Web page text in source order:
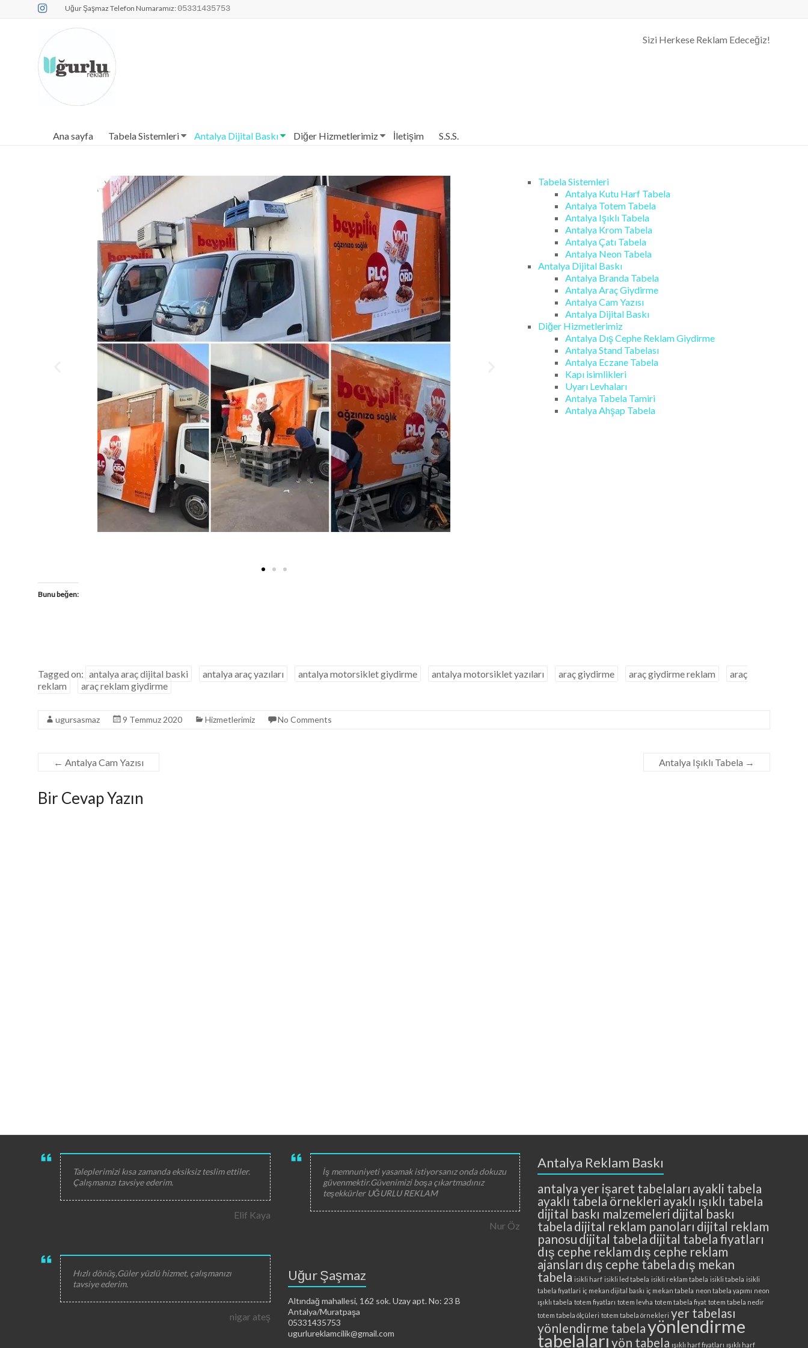
Uğur Şaşmaz Telefon Numaramız: 05331435753
Dijital Baskı Merkezi| Antalya Reklam Baskı| Antalya TabelaSizi Herkese Reklam Edeceğiz!
Ana sayfa Tabela Sistemleri Antalya Dijital Baskı Diğer Hizmetlerimiz İletişim S.S.S.
Tabela Sistemleri
Antalya Kutu Harf Tabela
Antalya Totem Tabela
Antalya Işıklı Tabela
Antalya Krom Tabela
Antalya Çatı Tabela
Antalya Neon Tabela
Antalya Dijital Baskı
Antalya Branda Tabela
Antalya Araç Giydirme
Antalya Cam Yazısı
Antalya Dijital Baskı
Diğer Hizmetlerimiz
Antalya Dış Cephe Reklam Giydirme
Antalya Stand Tabelası
Antalya Eczane Tabela
Kapı isimlikleri
Uyarı Levhaları
Antalya Tabela Tamiri
Antalya Ahşap Tabela
Bunu beğen:
Tagged on: antalya araç dijital baski antalya araç yazıları antalya motorsiklet giydirme antalya motorsiklet yazıları araç giydirme araç giydirme reklam
araç
reklam
araç reklam giydirme
ugursasmaz 9 Temmuz 2020 Hizmetlerimiz No Comments
← Antalya Cam Yazısı Antalya Işıklı Tabela →
Bir Cevap Yazın
Taleplerimizi kısa zamanda eksiksiz teslim ettiler.
Çalışmanızı tavsiye ederim.
Elif Kaya
Hızlı dönüş,Güler yüzlü hizmet, çalışmanızı
tavsiye ederim.
nigar ateş
İş memnuniyeti yasamak istiyorsanız onda dokuzu
güvenmektir.Güvenimizi boşa çıkartmadınız
teşekkürler UĞURLU REKLAM
Nur Öz
Uğur Şaşmaz
Altındağ mahallesi, 162 sok. Uzay apt. No: 23 B
Antalya/Muratpaşa
05331435753
ugurlureklamcilik@gmail.com
Antalya Reklam Baskı
antalya yer işaret tabelaları ayakli tabela
ayaklı tabela örnekleri ayaklı ışıklı tabela
dijital baskı malzemeleridijital baskı
tabela dijital reklam panoları dijital reklam
panosu dijital tabela dijital tabela fiyatları
dış cephe reklam dış cephe reklam
ajansları dış cephe tabela dış mekan
tabela isikli harf isikli led tabela isikli reklam tabela isikli tabela isikli
tabela fiyatlari iç mekan dijital baskı iç mekan tabela neon tabela yapımı neon
ışıklı tabela totem fiyatları totem levha totem tabela fiyat totem tabela nedir
totem tabela ölçüleri totem tabela örnekleri yer tabelası
yönlendirme tabelayönlendirme
tabelaları yön tabela ışıklı harf fiyatları ışıklı harf